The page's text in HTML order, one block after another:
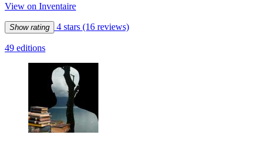
View on Inventaire
Show rating 4 stars (16 reviews)
49 editions